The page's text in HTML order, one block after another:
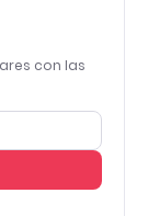
con las